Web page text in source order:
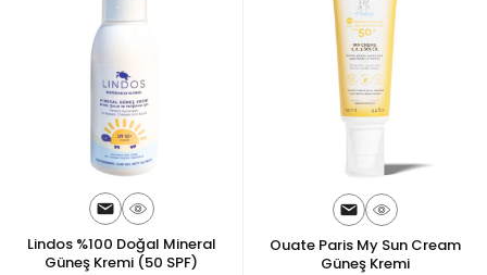
Lindos %100 Doğal Mineral
Güneş Kremi (50 SPF)
Ouate Paris My Sun Cream
Güneş Kremi